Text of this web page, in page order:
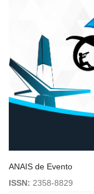
ANAIS de Evento
ISSN: 2358-8829